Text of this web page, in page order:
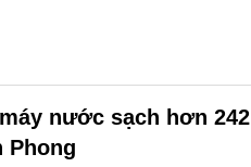
nước sạch hơn 242
Phong